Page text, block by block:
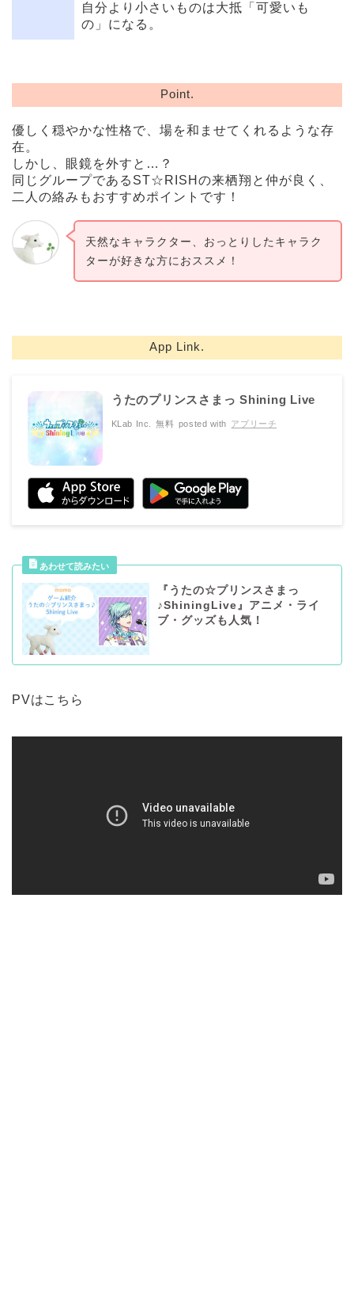
自分より小さいものは大抵「可愛いも
の」になる。
Point.
優しく穏やかな性格で、場を和ませてくれるような存
在。
しかし、眼鏡を外すと…？
同じグループであるST☆RISHの来栖翔と仲が良く、
二人の絡みもおすすめポイントです！
天然なキャラクター、おっとりしたキャラク
ターが好きな方におススメ！
App Link.
うたのプリンスさまっ Shining Live
KLab Inc. 無料 posted with アプリーチ
『うたの☆プリンスさまっ
♪ShiningLive』アニメ・ライ
ブ・グッズも人気！
PVはこちら